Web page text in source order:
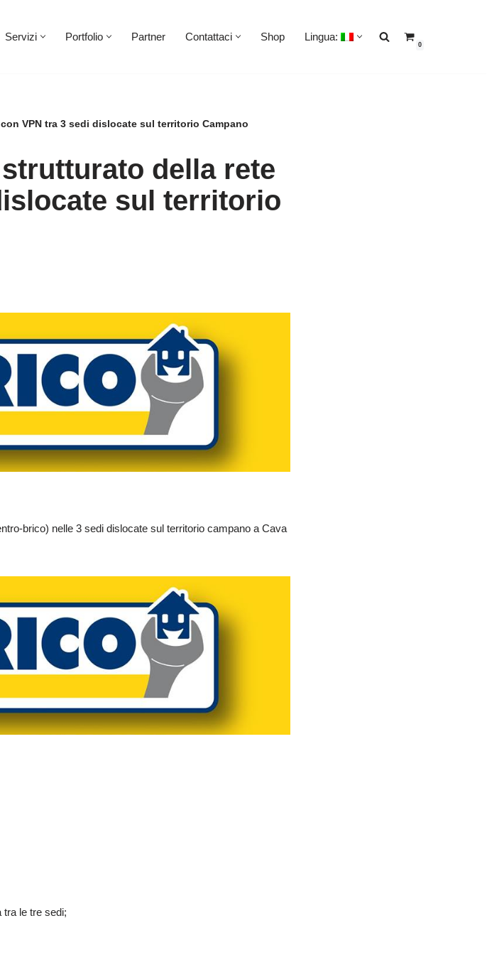
Servizi Portfolio Partner Contattaci Shop Lingua:
0
VPN tra 3 sedi dislocate sul territorio Campano
della rete
sul territorio
brico) nelle 3 sedi dislocate sul territorio campano a Cava
le tre sedi;